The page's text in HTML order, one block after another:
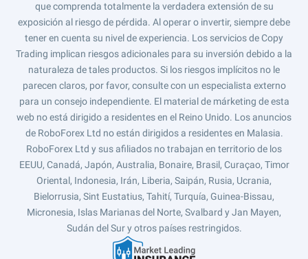
que comprenda totalmente la verdadera extensión de su
exposición al riesgo de pérdida. Al operar o invertir, siempre debe
tener en cuenta su nivel de experiencia. Los servicios de Copy
Trading implican riesgos adicionales para su inversión debido a la
naturaleza de tales productos. Si los riesgos implícitos no le
parecen claros, por favor, consulte con un especialista externo
para un consejo independiente. El material de márketing de esta
web no está dirigido a residentes en el Reino Unido. Los anuncios
de RoboForex Ltd no están dirigidos a residentes en Malasia.
RoboForex Ltd y sus afiliados no trabajan en territorio de los
EEUU, Canadá, Japón, Australia, Bonaire, Brasil, Curaçao, Timor
Oriental, Indonesia, Irán, Liberia, Saipán, Rusia, Ucrania,
Bielorrusia, Sint Eustatius, Tahití, Turquía, Guinea-Bissau,
Micronesia, Islas Marianas del Norte, Svalbard y Jan Mayen,
Sudán del Sur y otros países restringidos.